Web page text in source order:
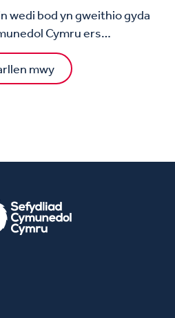
wedi bod yn gweithio gyda
Cymru ers…
mwy